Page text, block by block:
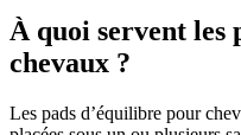
À quoi servent les
chevaux ?
Les pads d’équilibre pour